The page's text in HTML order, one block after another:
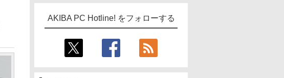
AKIBA PC Hotline! をフォローする